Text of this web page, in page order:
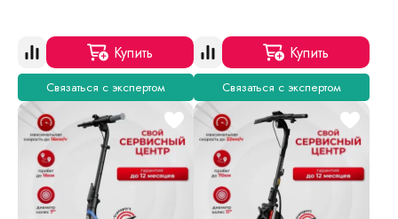
Купить
Связаться с экспертом
Купить
Связаться с экспертом